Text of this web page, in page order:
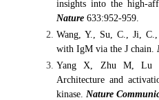
insights into the high-
Nature 633:952-959.
Wang, Y., Su, C., Ji,
with IgM via the J chain.
Yang X, Zhu M, Lu
Architecture and
kinase. Nature